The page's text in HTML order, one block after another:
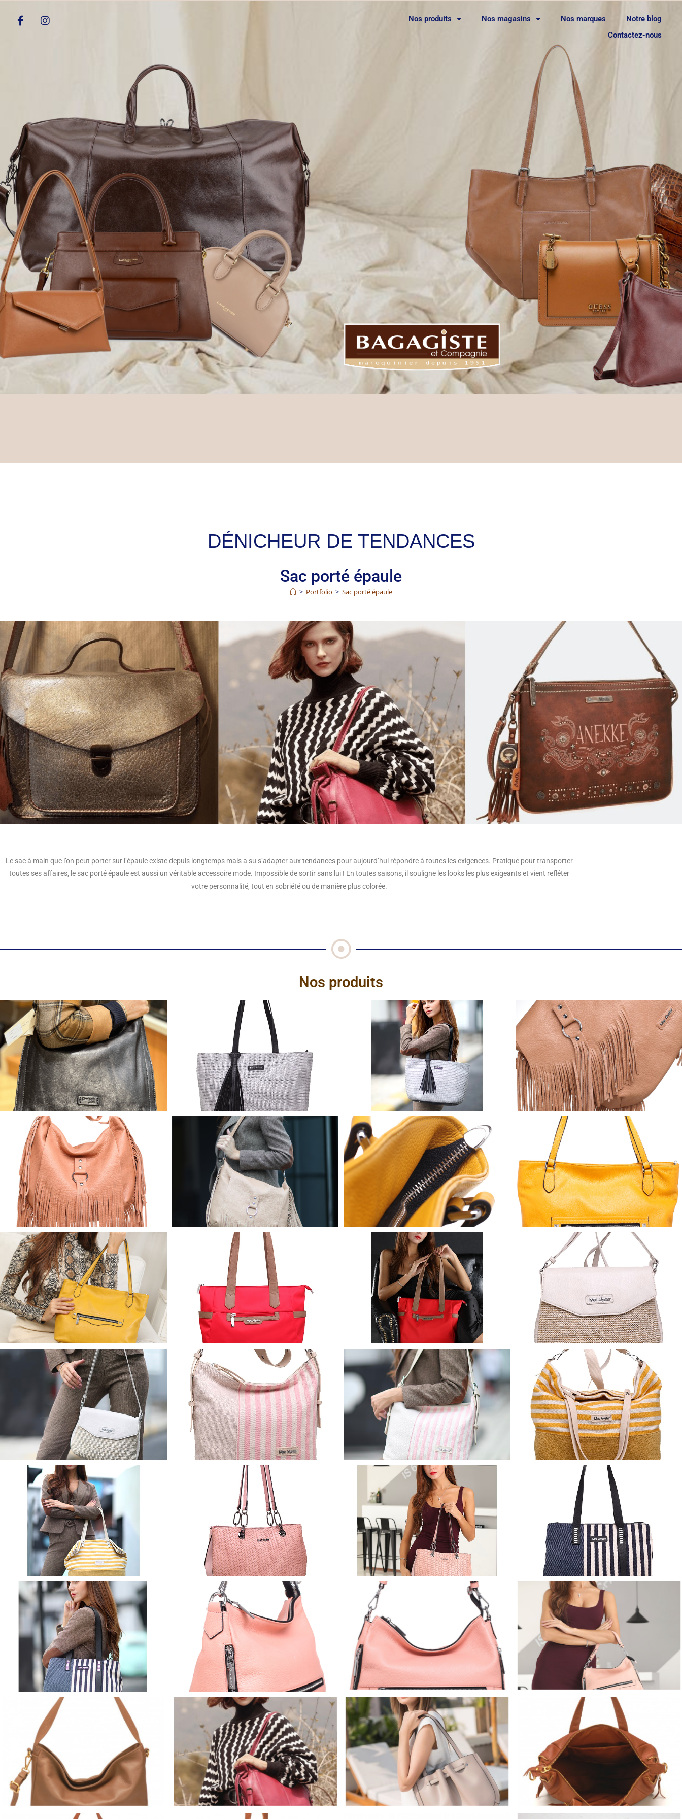
Nos produits Nos magasins Nos marques
Notre blog
Contactez-nous
Sac porté épaule
> Portfolio > Sac porté épaule
Le sac à main que l’on peut porter sur l’épaule existe depuis longtemps mais a su s’adapter aux tendances pour aujourd’hui répondre à toutes les exigences. Pratique pour transporter
toutes ses affaires, le sac porté épaule est aussi un véritable accessoire mode. Impossible de sortir sans lui ! En toutes saisons, il souligne les looks les plus exigeants et vient refléter
votre personnalité, tout en sobriété ou de manière plus colorée.
Nos produits